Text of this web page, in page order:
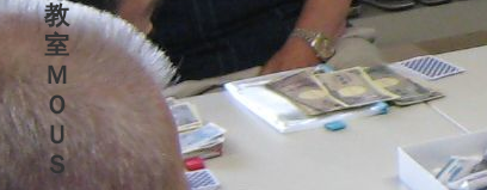
教
室
Ｍ
Ｏ
Ｕ
Ｓ